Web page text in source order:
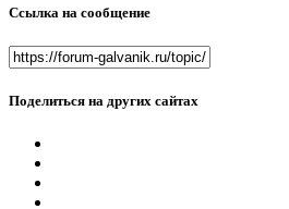
Ссылка на сообщение
Поделиться на других сайтах